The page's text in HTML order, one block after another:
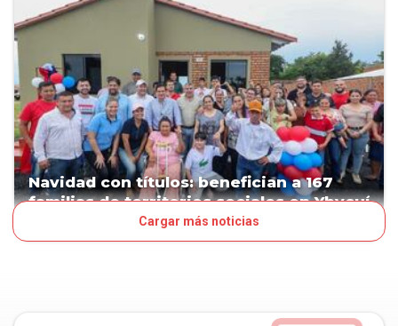
Navidad con títulos: benefician a 167
familias de territorios sociales en Ybycuí
Cargar más noticias